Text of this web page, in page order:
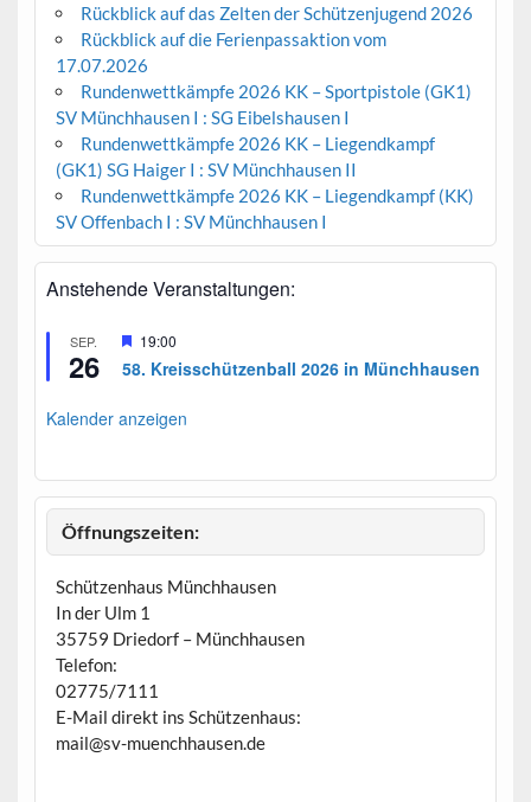
Rückblick auf das Zelten der Schützenjugend 2026
Rückblick auf die Ferienpassaktion vom
17.07.2026
Rundenwettkämpfe 2026 KK – Sportpistole (GK1)
SV Münchhausen I : SG Eibelshausen I
Rundenwettkämpfe 2026 KK – Liegendkampf
(GK1) SG Haiger I : SV Münchhausen II
Rundenwettkämpfe 2026 KK – Liegendkampf (KK)
SV Offenbach I : SV Münchhausen I
Anstehende Veranstaltungen:
SEP.
26
H
r
o
o
b
19:00
58. Kreisschützenball 2026 in Münchhausen
Kalender anzeigen
Öffnungszeiten:
Schützenhaus Münchhausen
In der Ulm 1
35759 Driedorf – Münchhausen
Telefon:
02775/7111
E-Mail direkt ins Schützenhaus:
mail@sv-muenchhausen.de